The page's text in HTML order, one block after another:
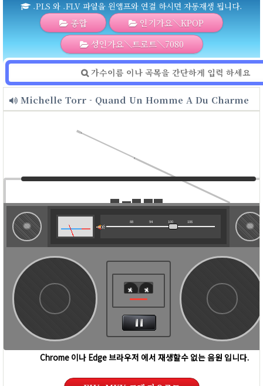
.PLS 와 .FLV 파일을 윈앰프와 연결 하시면 자동재생 됩니다.
종합
인기가요＼KPOP
성인가요＼트로트＼7080
Michelle Torr - Quand Un Homme A Du Charme